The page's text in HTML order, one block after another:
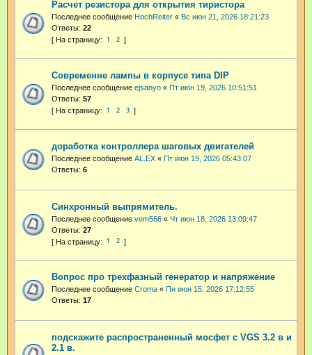
Расчет резистора для открытия тиристора
Последнее сообщение HochReiter « Вс июн 21, 2026 18:21:23
Ответы: 22
1 2
Современне лампы в корпусе типа DIP
Последнее сообщение ejsanyo « Пт июн 19, 2026 10:51:51
Ответы: 57
1 2 3
доработка контроллера шаговых двигателей
Последнее сообщение AL.EX « Пт июн 19, 2026 05:43:07
Ответы: 6
Синхронный выпрямитель.
Последнее сообщение vem566 « Чт июн 18, 2026 13:09:47
Ответы: 27
1 2
Вопрос про трехфазный генератор и напряжение
Последнее сообщение Croma « Пн июн 15, 2026 17:12:55
Ответы: 17
подскажите распространенный мосфет с VGS 3.2 в и
2.1 в.